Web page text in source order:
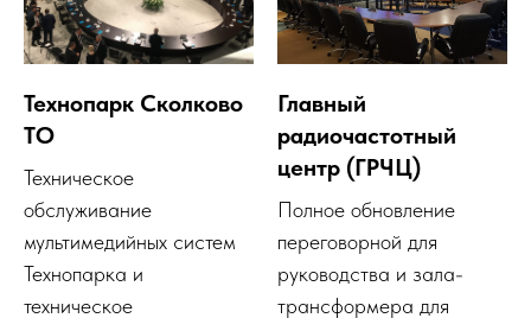
Технопарк Сколково
ТО
Техническое
обслуживание
мультимедийных систем
Технопарка и
техническое
Главный
радиочастотный
центр (ГРЧЦ)
Полное обновление
переговорной для
руководства и зала-
трансформера для